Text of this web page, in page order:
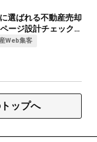
ップへ